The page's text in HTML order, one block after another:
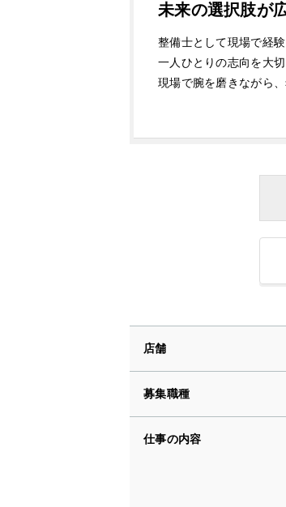
未来の選択肢が
整備士として現場で経
一人ひとりの志向を大
現場で腕を磨きながら
店舗
募集職種
仕事の内容